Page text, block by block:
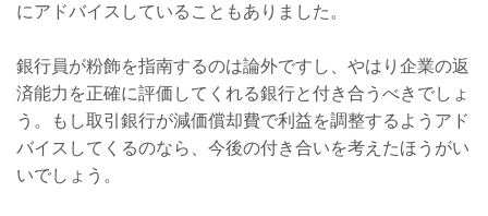
にアドバイスしていることもありました。
銀行員が粉飾を指南するのは論外ですし、やはり企業の返
済能力を正確に評価してくれる銀行と付き合うべきでしょ
う。もし取引銀行が減価償却費で利益を調整するようアド
バイスしてくるのなら、今後の付き合いを考えたほうがい
いでしょう。